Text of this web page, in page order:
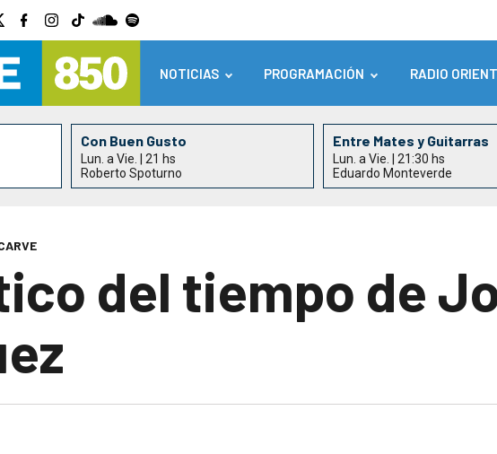
NOTICIAS PROGRAMACIÓN RADIO
Con Buen Gusto
Lun. a Vie. | 21 hs
Roberto Spoturno
Entre Mates y Guitarras
Lun. a Vie. | 21:30 hs
Eduardo Monteverde
del tiempo de